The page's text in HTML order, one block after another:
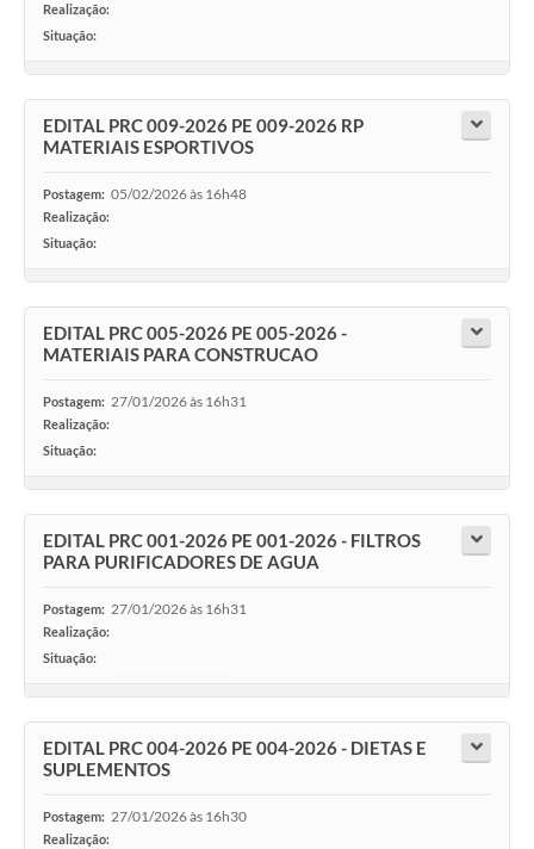
Realização:
Situação:
EDITAL PRC 009-2026 PE 009-2026 RP
MATERIAIS ESPORTIVOS
Postagem: 05/02/2026 às 16h48
Realização:
Situação:
EDITAL PRC 005-2026 PE 005-2026 -
MATERIAIS PARA CONSTRUCAO
Postagem: 27/01/2026 às 16h31
Realização:
Situação:
EDITAL PRC 001-2026 PE 001-2026 - FILTROS
PARA PURIFICADORES DE AGUA
Postagem: 27/01/2026 às 16h31
Realização:
Situação:
EDITAL PRC 004-2026 PE 004-2026 - DIETAS E
SUPLEMENTOS
Postagem: 27/01/2026 às 16h30
Realização: